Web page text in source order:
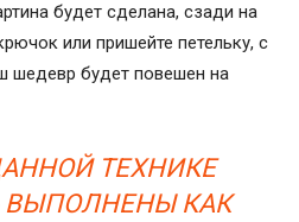
будет сделана, сзади на
или пришейте петельку, с
будет повешен на
ТЕХНИКЕ
ВЫПОЛНЕНЫ КАК